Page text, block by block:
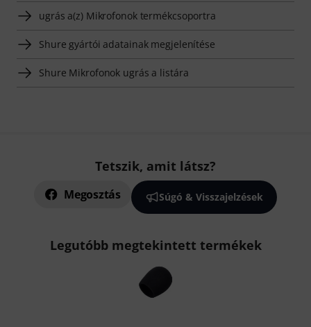
ugrás a(z) Mikrofonok termékcsoportra
Shure gyártói adatainak megjelenítése
Shure Mikrofonok ugrás a listára
Tetszik, amit látsz?
Megosztás Súgó & Visszajelzések
Legutóbb megtekintett termékek